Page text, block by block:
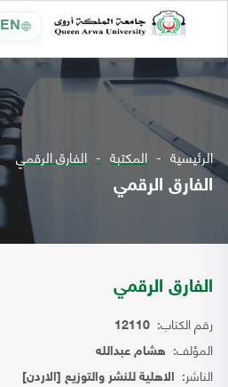
EN
الرئيسية المكتبة الفارق الرقمي
الفارق الرقمي
الفارق الرقمي
رقم الكتاب: 12110
المؤلف: هشام عبدالله
الناشر: الاهلية للنشر والتوزيع [الاردن]